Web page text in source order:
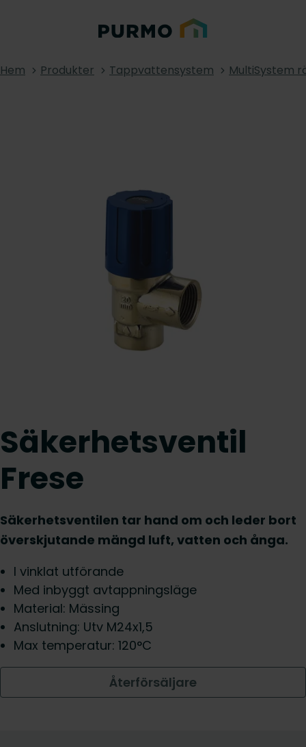
Hem Produkter Tappvattensystem MultiSystem
Säkerhetsventil
Frese
Säkerhetsventilen tar hand om och leder bort
överskjutande mängd luft, vatten och ånga.
I vinklat utförande
Med inbyggt avtappningsläge
Material: Mässing
Anslutning: Utv M24x1,5
Max temperatur: 120°C
Återförsäljare